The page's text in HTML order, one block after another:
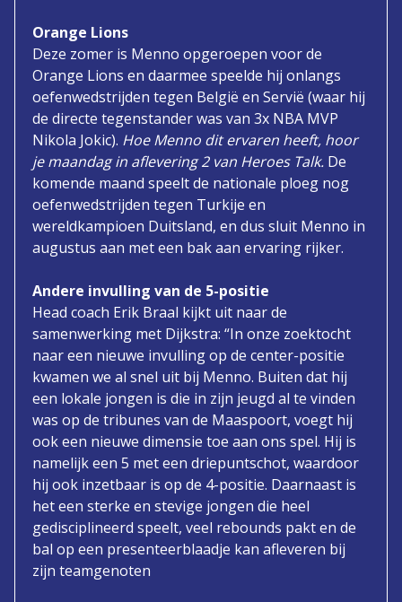
Orange Lions
Deze zomer is Menno opgeroepen voor de
Orange Lions en daarmee speelde hij onlangs
oefenwedstrijden tegen België en Servië (waar hij
de directe tegenstander was van 3x NBA MVP
Nikola Jokic). Hoe Menno dit ervaren heeft, hoor
je maandag in aflevering 2 van Heroes Talk. De
komende maand speelt de nationale ploeg nog
oefenwedstrijden tegen Turkije en
wereldkampioen Duitsland, en dus sluit Menno in
augustus aan met een bak aan ervaring rijker.
Andere invulling van de 5-positie
Head coach Erik Braal kijkt uit naar de
samenwerking met Dijkstra: “In onze zoektocht
naar een nieuwe invulling op de center-positie
kwamen we al snel uit bij Menno. Buiten dat hij
een lokale jongen is die in zijn jeugd al te vinden
was op de tribunes van de Maaspoort, voegt hij
ook een nieuwe dimensie toe aan ons spel. Hij is
namelijk een 5 met een driepuntschot, waardoor
hij ook inzetbaar is op de 4-positie. Daarnaast is
het een sterke en stevige jongen die heel
gedisciplineerd speelt, veel rebounds pakt en de
bal op een presenteerblaadje kan afleveren bij
zijn teamgenoten